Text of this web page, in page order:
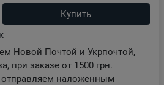
Купить
Новой Почтой и Укрпочтой,
при заказе от 1500 грн.
отправляем наложенным